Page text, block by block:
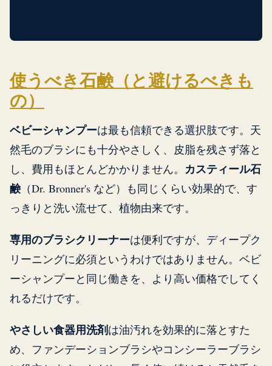
使うべき石鹸（と避けるべきも
の）
ベビーシャンプーは最も信頼できる選択肢です。天
然毛のブラシにも十分やさしく、皮脂を残さず落と
し、費用もほとんどかかりません。 カスティール石
鹸（Dr. Bronner's など）も同じくらい効果的で、す
っきりと洗い流せて、植物由来です。
専用のブラシクリーナーは便利ですが、ディープク
リーニングに必須というわけではありません。ベビ
ーシャンプーと同じ働きを、より高い価格でしてく
れるだけです。
やさしい食器用洗剤は油汚れを効果的に落とすた
め、ファンデーションブラシやコンシーラーブラシ